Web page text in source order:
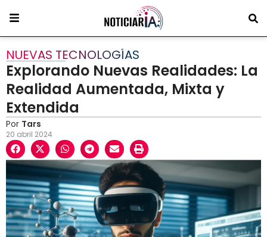
NUEVAS TECNOLOGÍAS
Explorando Nuevas Realidades: La
Realidad Aumentada, Mixta y
Extendida
Por Tars
20 abril 2024